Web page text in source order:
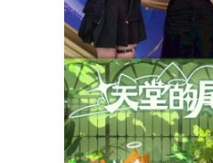
師生攜
一銀彭仁
通識教育
數據後的
森城建設